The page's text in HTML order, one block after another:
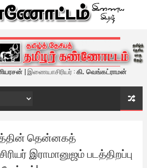
- இணைய இதழ்
| இணையாசிரியர் :கி. வெங்கட்ராமன்
தென்னகத்
இராமானுஜம் படத்திறப்பு